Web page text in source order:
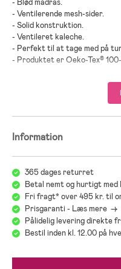
- Ventilerende mesh-sider.
- Solid konstruktion.
- Ventileret kaleche.
- Perfekt til at tage med på
- Produktet er Oeko-Tex®
- Maksimal belastning: 10 kg.
Inkluderer: opbevaringstaske,
- Godkendt af IATA som
- Aluminium, polyester.
Information
365 dages returret
Betal nemt og hurtigt med
Fri fragt* over 495 kr. til
Prisgaranti - Læs mere ->
Pålidelig levering direkte
Bestil inden kl. 12.00 på